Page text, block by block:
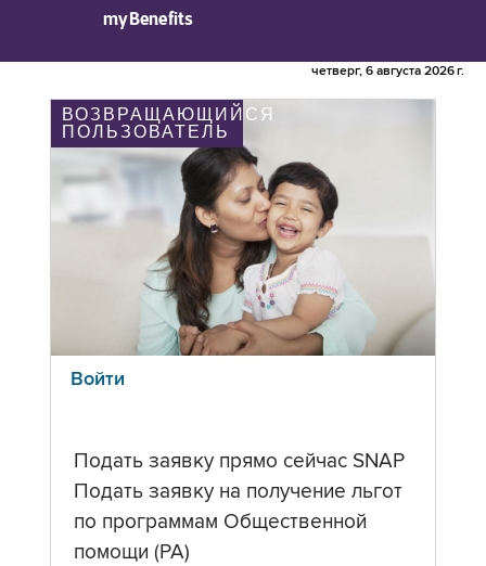
myBenefits
четверг, 6 августа 2026 г.
ВОЗВРАЩАЮЩИЙСЯ
ПОЛЬЗОВАТЕЛЬ
Войти
Подать заявку прямо сейчас SNAP
Подать заявку на получение льгот
по программам Общественной
помощи (PA)